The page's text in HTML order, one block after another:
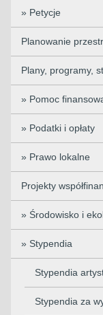
» Petycje
Planowanie
Plany, programy,
» Pomoc
» Podatki i opłaty
» Prawo lokalne
Projekty
» Środowisko i
» Stypendia
Stypendia
Stypendia za